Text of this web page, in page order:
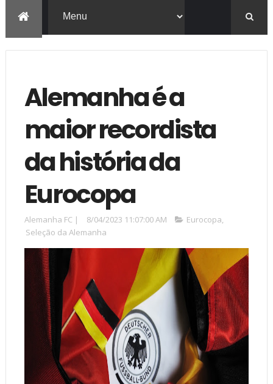
Alemanha é a
maior recordista
da história da
Eurocopa
Alemanha FC | 8/04/2023 11:07:00 AM Eurocopa,
Seleção da Alemanha